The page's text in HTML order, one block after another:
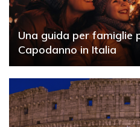
Una guida per famiglie
Capodanno in Italia